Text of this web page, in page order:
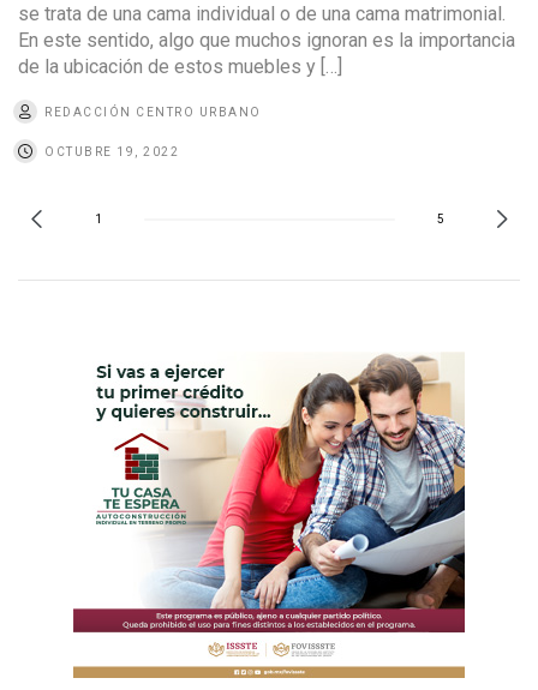
se trata de una cama individual o de una cama matrimonial.
En este sentido, algo que muchos ignoran es la importancia
de la ubicación de estos muebles y […]
REDACCIÓN CENTRO URBANO
OCTUBRE 19, 2022
1 5